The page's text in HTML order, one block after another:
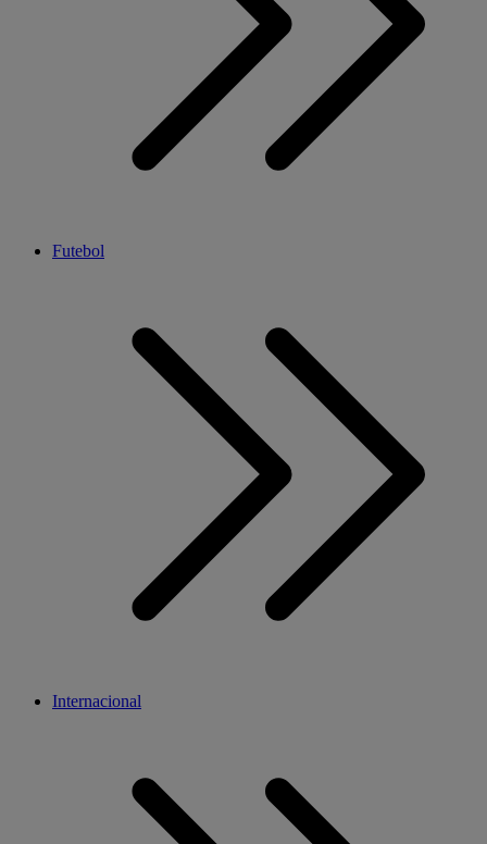
Futebol
Internacional